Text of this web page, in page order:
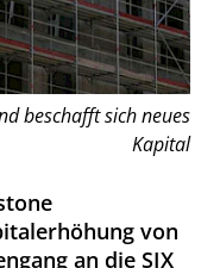
beschafft sich neues
Kapital
von
an die SIX